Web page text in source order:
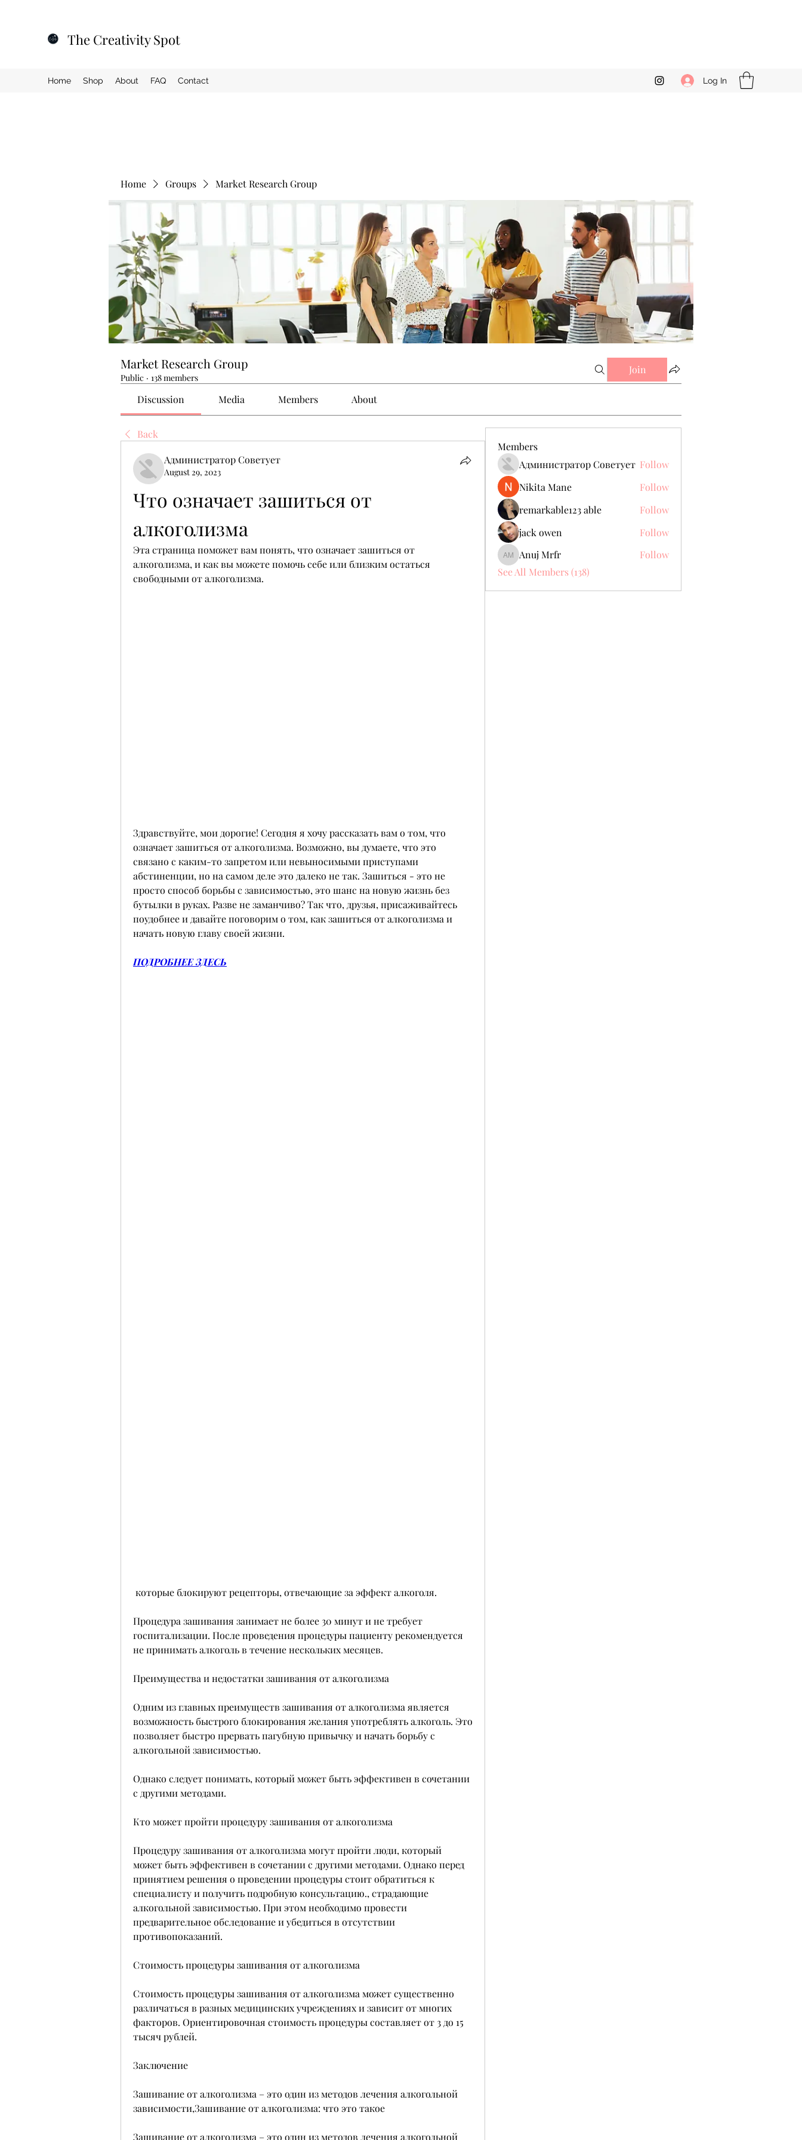
The Creativity Spot
Home Shop About FAQ Contact Log In
Home Groups Market Research Group
Market Research Group
Public · 138 members
Join
Discussion Media Members About
Back
Администратор Советует
August 29, 2023
Что означает зашиться от
алкоголизма
Эта страница поможет вам понять, что означает зашиться от
алкоголизма, и как вы можете помочь себе или близким остаться
свободными от алкоголизма.
Здравствуйте, мои дорогие! Сегодня я хочу рассказать вам о том, что
означает зашиться от алкоголизма. Возможно, вы думаете, что это
связано с каким-то запретом или невыносимыми приступами
абстиненции, но на самом деле это далеко не так. Зашиться - это не
просто способ борьбы с зависимостью, это шанс на новую жизнь без
бутылки в руках. Разве не заманчиво? Так что, друзья, присаживайтесь
поудобнее и давайте поговорим о том, как зашиться от алкоголизма и
начать новую главу своей жизни.
ПОДРОБНЕЕ ЗДЕСЬ
которые блокируют рецепторы, отвечающие за эффект алкоголя.
Процедура зашивания занимает не более 30 минут и не требует
госпитализации. После проведения процедуры пациенту рекомендуется
не принимать алкоголь в течение нескольких месяцев.
Преимущества и недостатки зашивания от алкоголизма
Одним из главных преимуществ зашивания от алкоголизма является
возможность быстрого блокирования желания употреблять алкоголь. Это
позволяет быстро прервать пагубную привычку и начать борьбу с
алкогольной зависимостью.
Однако следует понимать, который может быть эффективен в сочетании
с другими методами.
Кто может пройти процедуру зашивания от алкоголизма
Процедуру зашивания от алкоголизма могут пройти люди, который
может быть эффективен в сочетании с другими методами. Однако перед
принятием решения о проведении процедуры стоит обратиться к
специалисту и получить подробную консультацию., страдающие
алкогольной зависимостью. При этом необходимо провести
предварительное обследование и убедиться в отсутствии
противопоказаний.
Стоимость процедуры зашивания от алкоголизма
Стоимость процедуры зашивания от алкоголизма может существенно
различаться в разных медицинских учреждениях и зависит от многих
факторов. Ориентировочная стоимость процедуры составляет от 3 до 15
тысяч рублей.
Заключение
Зашивание от алкоголизма – это один из методов лечения алкогольной
зависимости,Зашивание от алкоголизма: что это такое
Зашивание от алкоголизма – это один из методов лечения алкогольной
Members
Администратор Советует Follow
Nikita Mane
Follow
remarkable123 able
Follow
jack owen
Follow
Anuj Mrfr
Anuj Mrfr
Follow
See All Members (138)